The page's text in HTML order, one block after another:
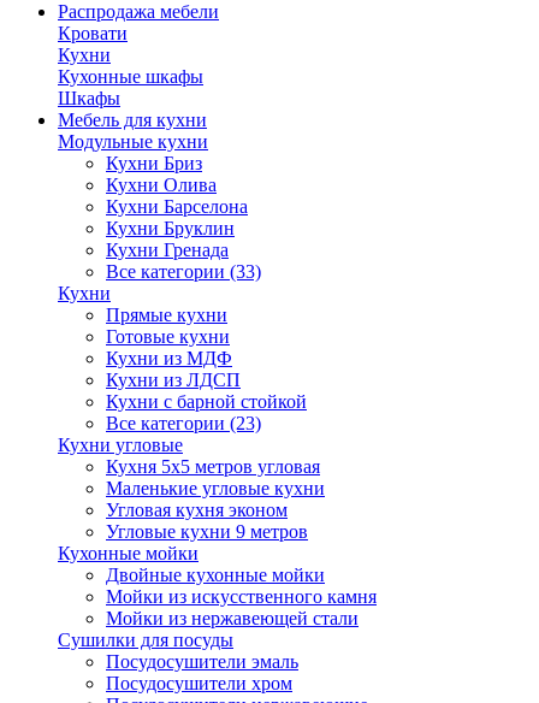
Распродажа мебели
Кровати
Кухни
Кухонные шкафы
Шкафы
Мебель для кухни
Модульные кухни
Кухни Бриз
Кухни Олива
Кухни Барселона
Кухни Бруклин
Кухни Гренада
Все категории (33)
Кухни
Прямые кухни
Готовые кухни
Кухни из МДФ
Кухни из ЛДСП
Кухни с барной стойкой
Все категории (23)
Кухни угловые
Кухня 5х5 метров угловая
Маленькие угловые кухни
Угловая кухня эконом
Угловые кухни 9 метров
Кухонные мойки
Двойные кухонные мойки
Мойки из искусственного камня
Мойки из нержавеющей стали
Сушилки для посуды
Посудосушители эмаль
Посудосушители хром